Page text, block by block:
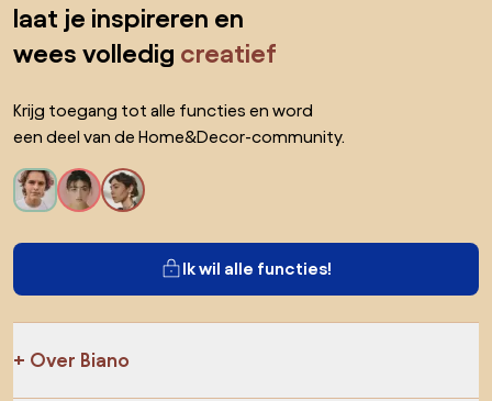
laat je inspireren en
wees volledig creatief
Krijg toegang tot alle functies en word
een deel van de Home&Decor-community.
Ik wil alle functies!
Over Biano